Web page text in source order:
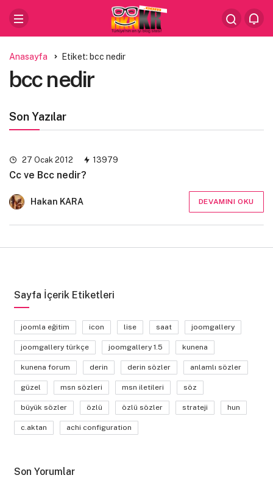
Anasayfa Etiket: bcc nedir
bcc nedir
Son Yazılar
27 Ocak 2012 13979
Cc ve Bcc nedir?
Hakan KARA DEVAMINI OKU
Sayfa İçerik Etiketleri
joomla eğitim icon lise saat joomgallery
joomgallery türkçe joomgallery 1.5 kunena
kunena forum derin derin sözler anlamlı sözler
güzel msn sözleri msn iletileri söz
büyük sözler özlü özlü sözler strateji hun
c.aktan achi configuration
Son Yorumlar